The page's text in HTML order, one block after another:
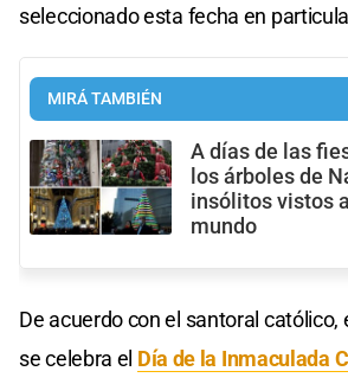
seleccionado esta fecha en
MIRÁ TAMBIÉN
A días de las
los árboles de
insólitos vistos
mundo
De acuerdo con el santoral católico,
se celebra el Día de la Inmaculada